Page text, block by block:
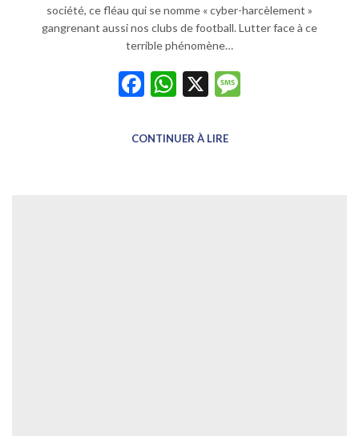
société, ce fléau qui se nomme « cyber-harcèlement »
gangrenant aussi nos clubs de football. Lutter face à ce
terrible phénomène…
Facebook
WhatsApp
X
CONTINUER À LIRE